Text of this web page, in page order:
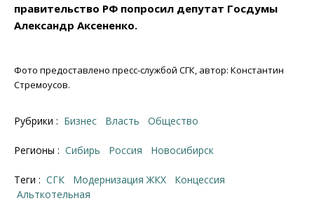
правительство РФ попросил депутат Госдумы
Александр Аксененко.
Фото предоставлено пресс-службой СГК, автор: Константин
Стремоусов.
Рубрики : Бизнес Власть Общество
Регионы : Сибирь Россия Новосибирск
Теги : СГК модернизация ЖКХ
концессия
альткотельная